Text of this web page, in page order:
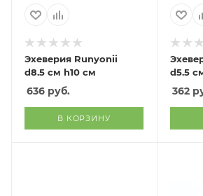
Эхеверия Runyonii
d8.5 см h10 см
636 руб.
В КОРЗИНУ
d5.5
362